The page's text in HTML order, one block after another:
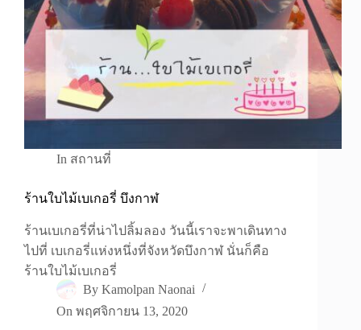
In สถานที่
ร้านใบไม้เบเกอรี่ บึงกาฬ
ร้านเบเกอรี่ที่น่าไปลิ้มลอง วันนี้เราจะพาเดินทาง
ไปที่ เบเกอรี่แห่งหนึ่งที่จังหวัดบึงกาฬ นั่นก็คือ
ร้านใบไม้เบเกอรี่
By Kamolpan Naonai
On พฤศจิกายน 13, 2020